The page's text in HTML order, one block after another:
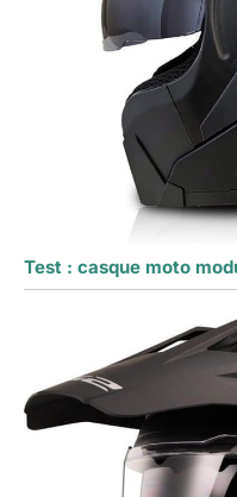
Test : casque moto